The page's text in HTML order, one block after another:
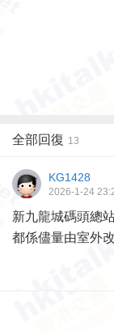
全部回復 13
KG1428
2026-1-24
新九龍城碼頭總
都係儘量由室外